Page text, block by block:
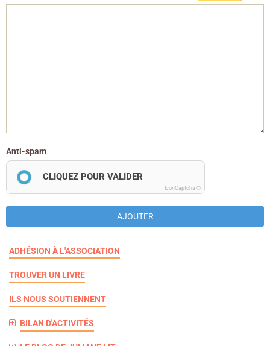
Anti-spam
CLIQUEZ POUR VALIDER
IconCaptcha ©
AJOUTER
ADHÉSION À L'ASSOCIATION
TROUVER UN LIVRE
ILS NOUS SOUTIENNENT
BILAN D'ACTIVITÉS